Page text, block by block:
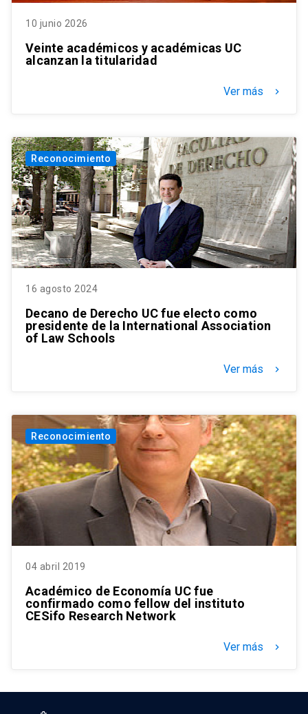
10 junio 2026
Veinte académicos y académicas UC
alcanzan la titularidad
Ver más keyboard_arrow_right
Reconocimiento
16 agosto 2024
Decano de Derecho UC fue electo como
presidente de la International Association
of Law Schools
Ver más keyboard_arrow_right
Reconocimiento
04 abril 2019
Académico de Economía UC fue
confirmado como fellow del instituto
CESifo Research Network
Ver más keyboard_arrow_right